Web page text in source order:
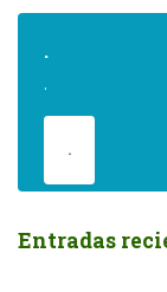
.
.
.
Entradas